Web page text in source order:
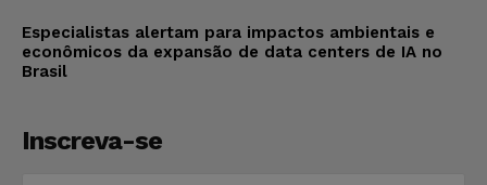
Especialistas alertam para impactos ambientais e
econômicos da expansão de data centers de IA no
Brasil
Inscreva-se